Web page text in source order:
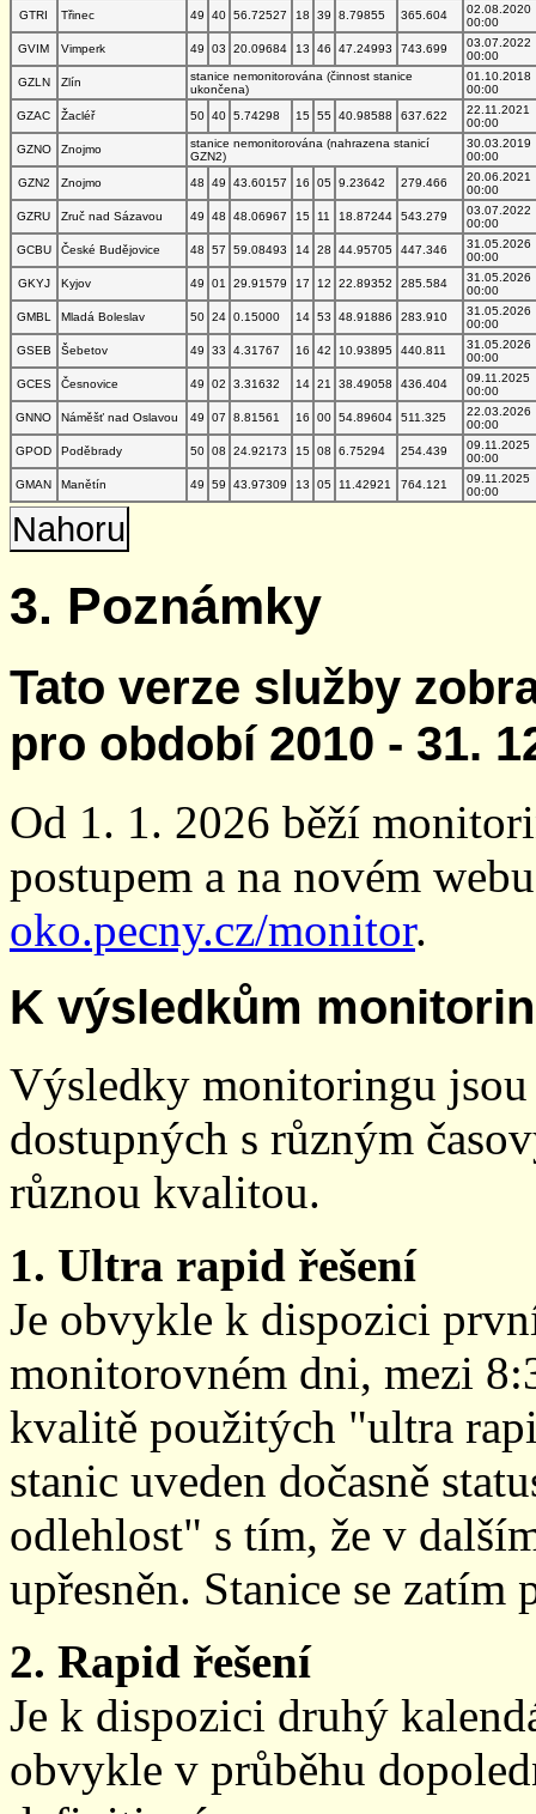
GTRI
Třinec 49 40 56.72527 18 39 8.79855 365.604
02.08.2020
00:00
GVIM
Vimperk 49 03 20.09684 13 46 47.24993 743.699
03.07.2022
00:00
GZLN
Zlín
stanice nemonitorována (činnost stanice
ukončena)
01.10.2018
00:00
GZAC
Žacléř 50 40 5.74298 15 55 40.98588 637.622
22.11.2021
00:00
GZNO
Znojmo
stanice nemonitorována (nahrazena stanicí
GZN2)
30.03.2019
00:00
GZN2
Znojmo 48 49 43.60157 16 05 9.23642 279.466
20.06.2021
00:00
GZRU
Zruč nad Sázavou 49 48 48.06967 15 11 18.87244 543.279
03.07.2022
00:00
GCBU
České Budějovice 48 57 59.08493 14 28 44.95705 447.346
31.05.2026
00:00
GKYJ
Kyjov 49 01 29.91579 17 12 22.89352 285.584
31.05.2026
00:00
GMBL
Mladá Boleslav 50 24 0.15000 14 53 48.91886 283.910
31.05.2026
00:00
GSEB
Šebetov 49 33 4.31767 16 42 10.93895 440.811
31.05.2026
00:00
GCES
Česnovice 49 02 3.31632 14 21 38.49058 436.404
09.11.2025
00:00
GNNO
Náměšť nad Oslavou 49 07 8.81561 16 00 54.89604 511.325
22.03.2026
00:00
GPOD
Poděbrady 50 08 24.92173 15 08 6.75294 254.439
09.11.2025
00:00
GMAN
Manětín 49 59 43.97309 13 05 11.42921 764.121
09.11.2025
00:00
Nahoru
3. Poznámky
Tato verze služby
pro období 2010 - 31.
Od 1. 1. 2026 běží
postupem a na novém
oko.pecny.cz/monitor.
K výsledkům
Výsledky monitoringu
dostupných s různým
různou kvalitou.
1. Ultra rapid řešení
Je obvykle k dispozici
monitorovném dni, mezi
kvalitě použitých "ultra
stanic uveden dočasně
odlehlost" s tím, že v
upřesněn. Stanice se zatím
2. Rapid řešení
Je k dispozici druhý
obvykle v průběhu